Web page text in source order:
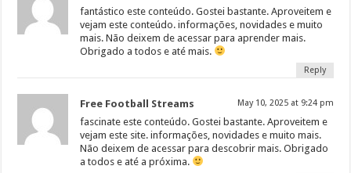
fantástico este conteúdo. Gostei bastante. Aproveitem e
vejam este conteúdo. informações, novidades e muito
mais. Não deixem de acessar para aprender mais.
Obrigado a todos e até mais.
Reply
Free Football Streams May 10, 2025 at 9:24 pm
fascinate este conteúdo. Gostei bastante. Aproveitem e
vejam este site. informações, novidades e muito mais.
Não deixem de acessar para descobrir mais. Obrigado
a todos e até a próxima.